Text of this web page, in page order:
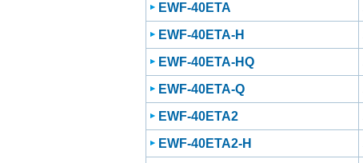
EWF-40ETA
EWF-40ETA-H
EWF-40ETA-HQ
EWF-40ETA-Q
EWF-40ETA2
EWF-40ETA2-H